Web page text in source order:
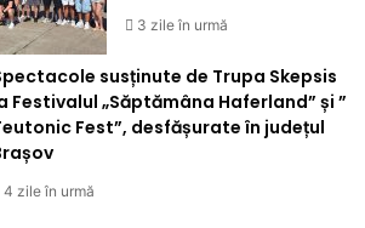
3 zile în urmă
susținute de Trupa Skepsis
Festivalul „Săptămâna Haferland” și ”
Fest”, desfășurate în județul
4 zile în urmă